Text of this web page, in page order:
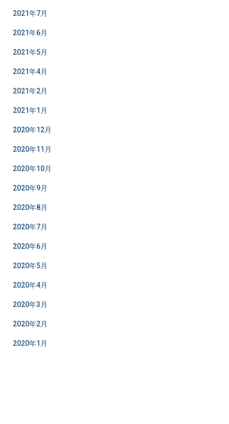
2021年7月
2021年6月
2021年5月
2021年4月
2021年2月
2021年1月
2020年12月
2020年11月
2020年10月
2020年9月
2020年8月
2020年7月
2020年6月
2020年5月
2020年4月
2020年3月
2020年2月
2020年1月